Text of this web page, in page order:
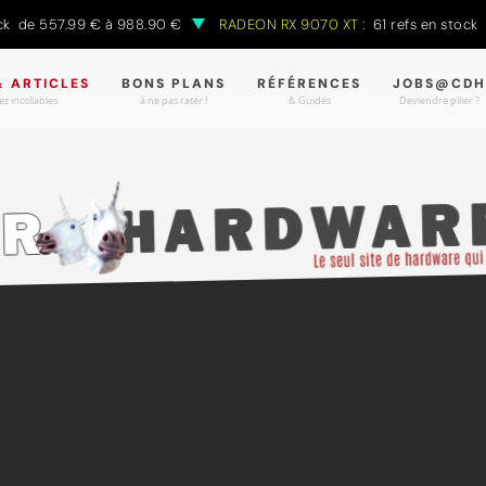
€ à 988.90 € RADEON RX 9070 XT : 61 refs en stock de
ARTICLES
incollables.
BONS PLANS
à ne pas rater !
RÉFÉRENCES
& Guides
JOBS@CDH
Deviendre pilier ?